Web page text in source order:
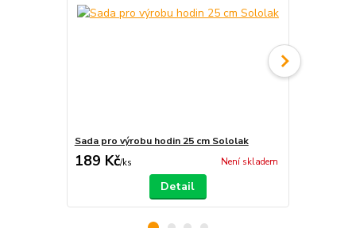
Sada pro výrobu hodin 25 cm Sololak
189 Kč/ks Není skladem
Detail